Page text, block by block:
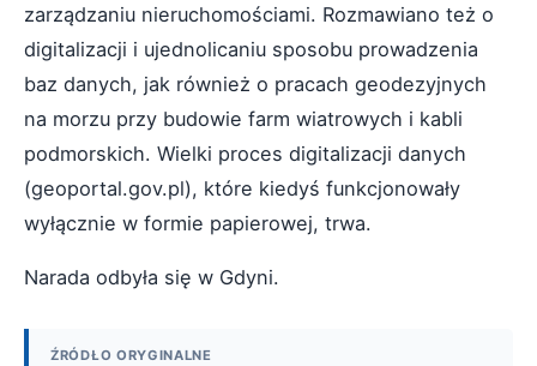
zarządzaniu nieruchomościami. Rozmawiano też o
digitalizacji i ujednolicaniu sposobu prowadzenia
baz danych, jak również o pracach geodezyjnych
na morzu przy budowie farm wiatrowych i kabli
podmorskich. Wielki proces digitalizacji danych
(geoportal.gov.pl), które kiedyś funkcjonowały
wyłącznie w formie papierowej, trwa.
Narada odbyła się w Gdyni.
ŹRÓDŁO ORYGINALNE